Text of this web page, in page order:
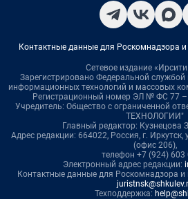
Контактные данные для Роскомнадзора и
Сетевое издание
Зарегистрировано Федеральной службой
информационных технологий и массовых
Регистрационный номер ЭЛ № ФС 77 –
Учредитель: Общество с ограниченной
ТЕХНОЛОГИИ"
Главный редактор: Кузнецова
Адрес редакции: 664022, Россия, г. Иркутск,
(офис 206),
телефон +7 (924) 603
Электронный адрес редакции:
Контактные данные для Роскомнадзора и
Техподдержка: